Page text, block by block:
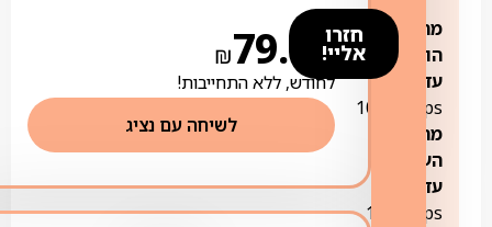
מהירות
הורדה
עד:
0.01-
1000Mbps
מהירות
העלאה
עד:
100Mbps
חזרו
אליי! ₪79.00
לחודש, ללא התחייבות!
לשיחה עם נציג